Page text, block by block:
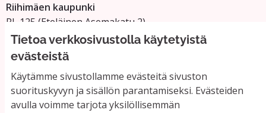
Tietoa verkkosivustolla käytetyistä
evästeistä
Käytämme sivustollamme evästeitä sivuston
suorituskyvyn ja sisällön parantamiseksi. Evästeiden
avulla voimme tarjota yksilöllisemmän
Riihimäen kaupunki
PL 125 (Eteläinen Asemakatu 2)
11101 Riihimäki
Vaihde: 019 758 4000
Sähköpostiosoitteet:
etunimi.sukunimi@riihimaki.fi